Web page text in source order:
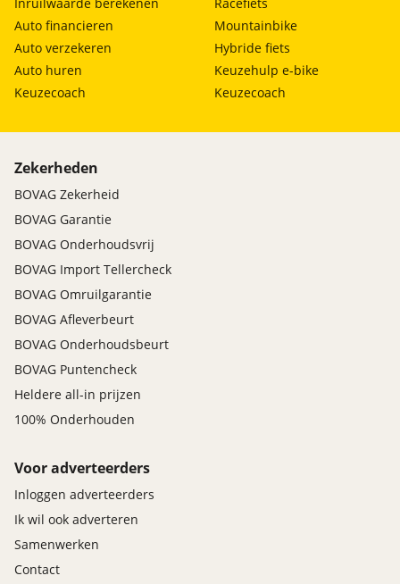
Inruilwaarde berekenen
Auto financieren
Auto verzekeren
Auto huren
Keuzecoach
Racefiets
Mountainbike
Hybride fiets
Keuzehulp e-bike
Keuzecoach
Zekerheden
BOVAG Zekerheid
BOVAG Garantie
BOVAG Onderhoudsvrij
BOVAG Import Tellercheck
BOVAG Omruilgarantie
BOVAG Afleverbeurt
BOVAG Onderhoudsbeurt
BOVAG Puntencheck
Heldere all-in prijzen
100% Onderhouden
Voor adverteerders
Inloggen adverteerders
Ik wil ook adverteren
Samenwerken
Contact